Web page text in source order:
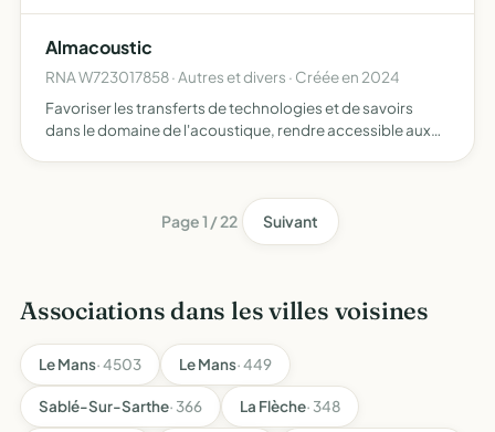
connexes ou complémenta…
Almacoustic
RNA W723017858 · Autres et divers · Créée en 2024
Favoriser les transferts de technologies et de savoirs
dans le domaine de l'acoustique, rendre accessible aux
Page 1 / 22 Suivant
Associations dans les villes voisines
Le Mans· 4503 Le Mans· 449
Sablé-Sur-Sarthe· 366 La Flèche· 348